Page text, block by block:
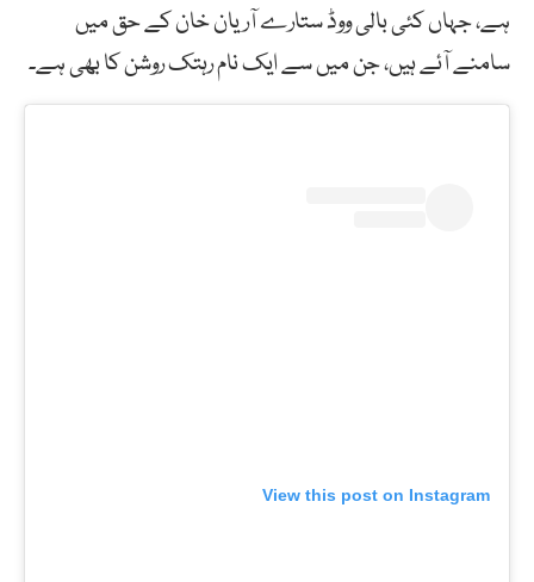
ہے، جہاں کئی بالی ووڈ ستارے آریان خان کے حق میں
سامنے آئے ہیں، جن میں سے ایک نام رہتک روشن کا بھی ہے۔
View this post on Instagram